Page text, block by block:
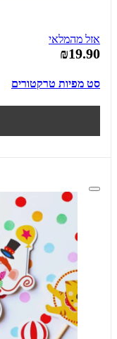
אזל מהמלאי
₪19.90
סט מפיות טרקטורים